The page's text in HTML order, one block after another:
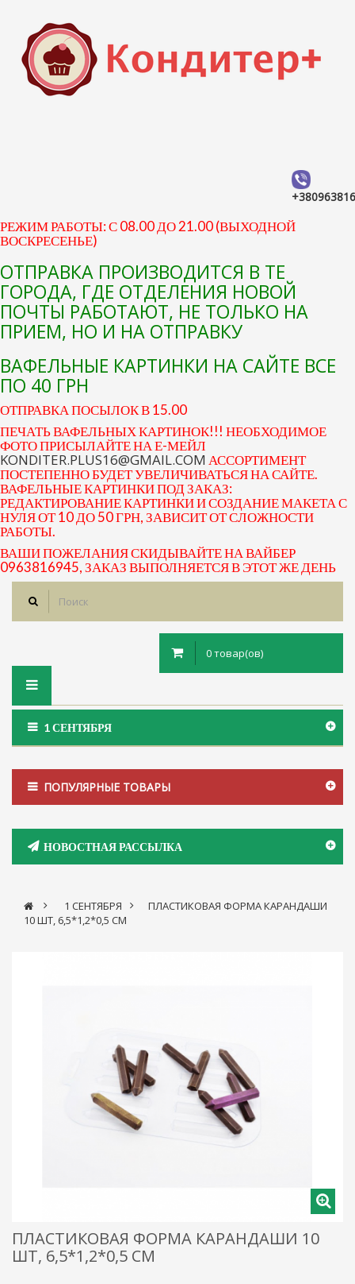
РЕЖИМ РАБОТЫ: С 08.00 ДО 21.00 (ВЫХОДНОЙ
ВОСКРЕСЕНЬЕ)
ОТПРАВКА ПРОИЗВОДИТСЯ В ТЕ
ГОРОДА, ГДЕ ОТДЕЛЕНИЯ НОВОЙ
ПОЧТЫ РАБОТАЮТ, НЕ ТОЛЬКО НА
ПРИЕМ, НО И НА ОТПРАВКУ
ВАФЕЛЬНЫЕ КАРТИНКИ НА САЙТЕ ВСЕ
ПО 40 ГРН
ОТПРАВКА ПОСЫЛОК В 15.00
ПЕЧАТЬ ВАФЕЛЬНЫХ КАРТИНОК!!! НЕОБХОДИМОЕ
ФОТО ПРИСЫЛАЙТЕ НА Е-МЕЙЛ
KONDITER.PLUS16@GMAIL.COM АССОРТИМЕНТ
ПОСТЕПЕННО БУДЕТ УВЕЛИЧИВАТЬСЯ НА САЙТЕ.
ВАФЕЛЬНЫЕ КАРТИНКИ ПОД ЗАКАЗ:
РЕДАКТИРОВАНИЕ КАРТИНКИ И СОЗДАНИЕ МАКЕТА С
НУЛЯ ОТ 10 ДО 50 ГРН, ЗАВИСИТ ОТ СЛОЖНОСТИ
РАБОТЫ.
ВАШИ ПОЖЕЛАНИЯ СКИДЫВАЙТЕ НА ВАЙБЕР
0963816945, ЗАКАЗ ВЫПОЛНЯЕТСЯ В ЭТОТ ЖЕ ДЕНЬ
0 товар(ов)
Toggle
1 СЕНТЯБРЯ
ПОПУЛЯРНЫЕ ТОВАРЫ
НОВОСТНАЯ РАССЫЛКА
> 1 СЕНТЯБРЯ >
ПЛАСТИКОВАЯ ФОРМА КАРАНДАШИ
10 ШТ, 6,5*1,2*0,5 СМ
ПЛАСТИКОВАЯ ФОРМА КАРАНДАШИ 10
ШТ, 6,5*1,2*0,5 СМ